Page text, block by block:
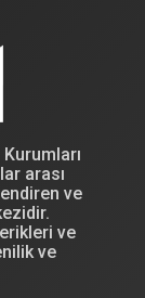
arası
ve
ve
ve